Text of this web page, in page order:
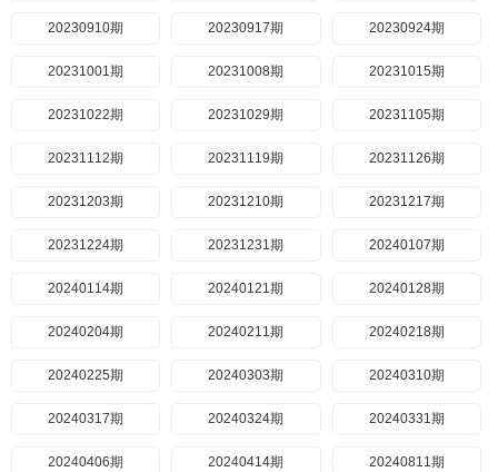
20230910期 20230917期 20230924期
20231001期 20231008期 20231015期
20231022期 20231029期 20231105期
20231112期 20231119期 20231126期
20231203期 20231210期 20231217期
20231224期 20231231期 20240107期
20240114期 20240121期 20240128期
20240204期 20240211期 20240218期
20240225期 20240303期 20240310期
20240317期 20240324期 20240331期
20240406期 20240414期 20240811期